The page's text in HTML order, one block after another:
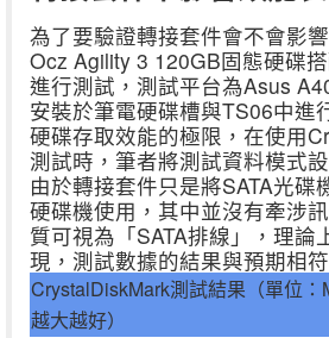
為了要驗證轉接套件會不會影
Ocz Agility 3 120GB固態硬碟
進行測試，測試平台為Asus
安裝於筆電硬碟槽與TS06中進
硬碟存取效能的極限，在使用
測試時，筆者將測試資料模式
由於轉接套件只是將SATA光碟
硬碟機使用，其中並沒有牽涉
質可視為「SATA排線」，理論
現，測試數據的結果與預期相符
CrystalDiskMark測試結果（單位：
越大越好）